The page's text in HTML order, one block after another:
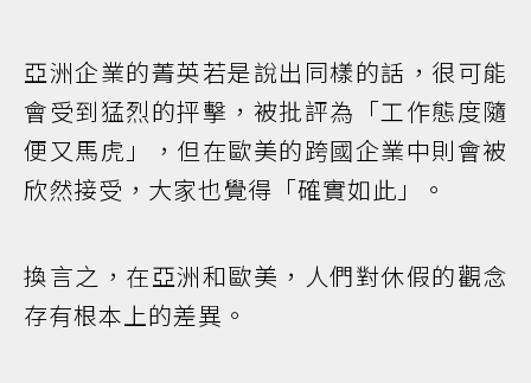
亞洲企業的菁英若是說出同樣的話，很可能
會受到猛烈的抨擊，被批評為「工作態度隨
便又馬虎」，但在歐美的跨國企業中則會被
欣然接受，大家也覺得「確實如此」。
換言之，在亞洲和歐美，人們對休假的觀念
存有根本上的差異。